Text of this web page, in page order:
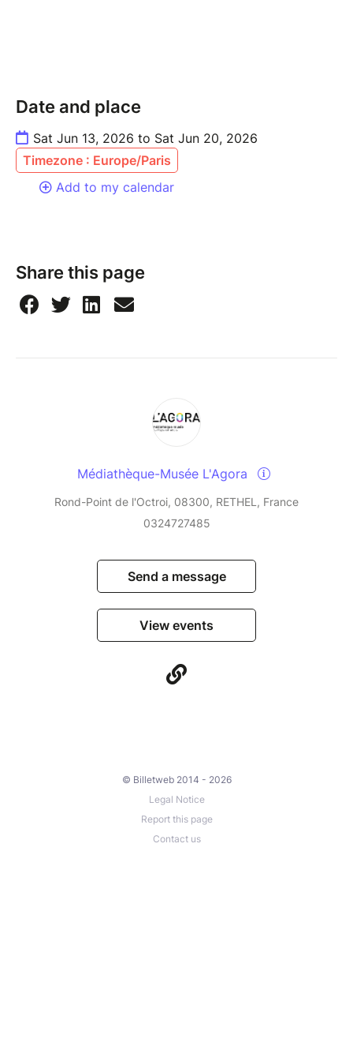
Date and place
Sat Jun 13, 2026 to Sat Jun 20, 2026
Timezone : Europe/Paris
Add to my calendar
Share this page
Médiathèque-Musée L'Agora
Rond-Point de l'Octroi, 08300, RETHEL, France
0324727485
Send a message
View events
© Billetweb 2014 - 2026
Legal Notice
Report this page
Contact us